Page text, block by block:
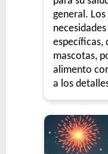
general.
específicas,
mascotas,
alimento
a los